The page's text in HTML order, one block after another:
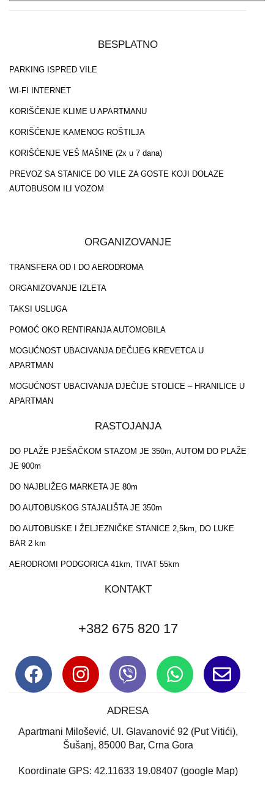
BESPLATNO
PARKING ISPRED VILE
WI-FI INTERNET
KORIŠĆENJE KLIME U APARTMANU
KORIŠĆENJE KAMENOG ROŠTILJA
KORIŠĆENJE VEŠ MAŠINE (2x u 7 dana)
PREVOZ SA STANICE DO VILE ZA GOSTE KOJI DOLAZE
AUTOBUSOM ILI VOZOM
ORGANIZOVANJE
TRANSFERA OD I DO AERODROMA
ORGANIZOVANJE IZLETA
TAKSI USLUGA
POMOĆ OKO RENTIRANJA AUTOMOBILA
MOGUĆNOST UBACIVANJA DEČIJEG KREVETCA U
APARTMAN
MOGUĆNOST UBACIVANJA DJEČIJE STOLICE – HRANILICE U
APARTMAN
RASTOJANJA
DO PLAŽE PJEŠAČKOM STAZOM JE 350m, AUTOM DO PLAŽE
JE 900m
DO NAJBLIŽEG MARKETA JE 80m
DO AUTOBUSKOG STAJALIŠTA JE 350m
DO AUTOBUSKE I ŽELJEZNIČKE STANICE 2,5km, DO LUKE
BAR 2 km
AERODROMI PODGORICA 41km, TIVAT 55km
KONTAKT
+382 675 820 17
ADRESA
Аpartmani Milošević, Ul. Glavanović 92 (Put Vitići),
Šušanj, 85000 Bar, Crna Gora
Koordinate GPS: 42.11633 19.08407 (google Map)